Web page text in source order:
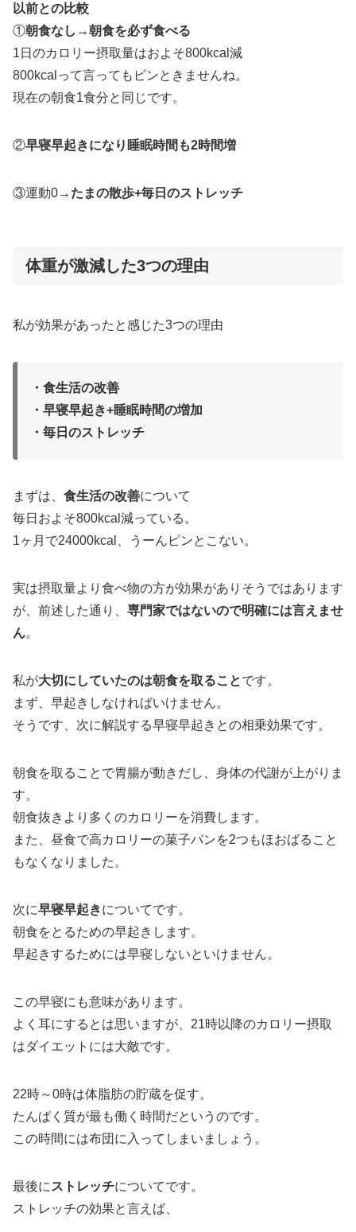
以前との比較
①朝食なし→朝食を必ず食べる
1日のカロリー摂取量はおよそ800kcal減
800kcalって言ってもピンときませんね。
現在の朝食1食分と同じです。
②早寝早起きになり睡眠時間も2時間増
③運動0→ たまの散歩+毎日のストレッチ
体重が激減した3つの理由
私が効果があったと感じた3つの理由
・食生活の改善
・早寝早起き+睡眠時間の増加
・毎日のストレッチ
まずは、 食生活の改善について
毎日およそ800kcal減っている。
1ヶ月で24000kcal、うーんピンとこない。
実は摂取量より食べ物の方が効果がありそうではあります
が、前述した通り、 専門家ではないので明確には言えませ
ん。
私が大切にしていたのは朝食を取ることです。
まず、早起きしなければいけません。
そうです、次に解説する早寝早起きとの相乗効果です。
朝食を取ることで胃腸が動きだし、身体の代謝が上がりま
す。
朝食抜きより多くのカロリーを消費します。
また、昼食で高カロリーの菓子パンを2つもほおばること
もなくなりました。
次に早寝早起きについてです。
朝食をとるための早起きします。
早起きするためには早寝しないといけません。
この早寝にも意味があります。
よく耳にするとは思いますが、21時以降のカロリー摂取
はダイエットには大敵です。
22時～0時は体脂肪の貯蔵を促す。
たんぱく質が最も働く時間だというのです。
この時間には布団に入ってしまいましょう。
最後に ストレッチについてです。
ストレッチの効果と言えば、